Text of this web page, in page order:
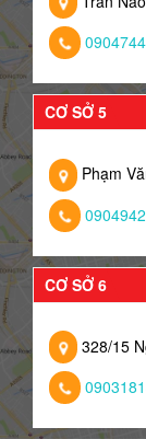
CƠ SỞ 5
Phạm
CƠ SỞ 6
328/15